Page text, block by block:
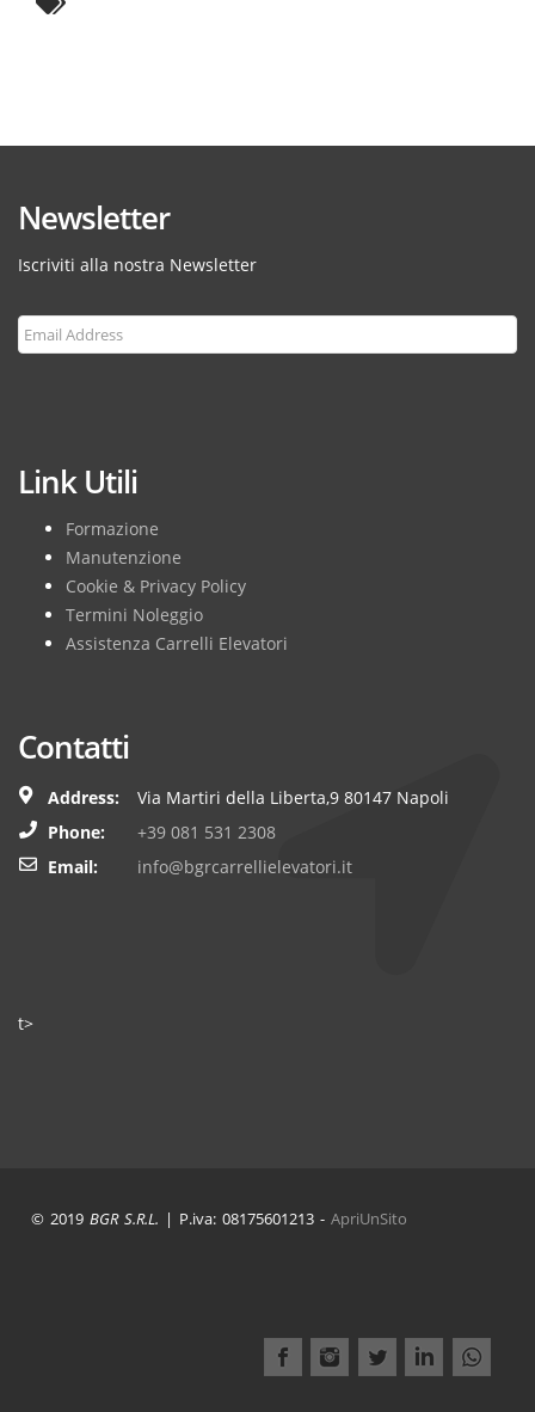
Newsletter
Iscriviti alla nostra Newsletter
Link Utili
Formazione
Manutenzione
Cookie & Privacy Policy
Termini Noleggio
Assistenza Carrelli Elevatori
Contatti
Address:
Via Martiri della Liberta,9 80147 Napoli
Phone:
+39 081 531 2308
Email:
info@bgrcarrellielevatori.it
t>
© 2019 BGR S.R.L. | P.iva: 08175601213 - ApriUnSito